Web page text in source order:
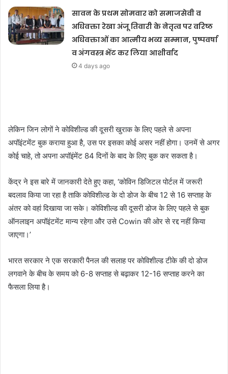
सावन के प्रथम सोमवार को समाजसेवी व
अधिवक्ता रेखा अंजू तिवारी के नेतृत्व पर वरिष्ठ
अधिवक्ताओं का आत्मीय भव्य सम्मान, पुष्पवर्षा
व अंगवस्त्र भेंट कर लिया आशीर्वाद
4 days ago
लेकिन जिन लोगों ने कोविशील्ड की दूसरी खुराक के लिए पहले से अपना
अपॉइंटमेंट बुक कराया हुआ है, उस पर इसका कोई असर नहीं होगा। उनमें से अगर
कोई चाहे, तो अपना अपॉइंमेंट 84 दिनों के बाद के लिए बुक कर सकता है।
केंद्र ने इस बारे में जानकारी देते हुए कहा, ‘कोविन डिजिटल पोर्टल में जरूरी
बदलाव किया जा रहा है ताकि कोविशील्ड के दो डोज के बीच 12 से 16 सप्ताह के
अंतर को वहां दिखाया जा सके। कोविशील्ड की दूसरी डोज के लिए पहले से बुक
ऑनलाइन अपॉइंटमेंट मान्य रहेगा और उसे Cowin की ओर से रद्द नहीं किया
जाएगा।’
भारत सरकार ने एक सरकारी पैनल की सलाह पर कोविशील्ड टीके की दो डोज
लगवाने के बीच के समय को 6-8 सप्ताह से बढ़ाकर 12-16 सप्ताह करने का
फैसला लिया है।